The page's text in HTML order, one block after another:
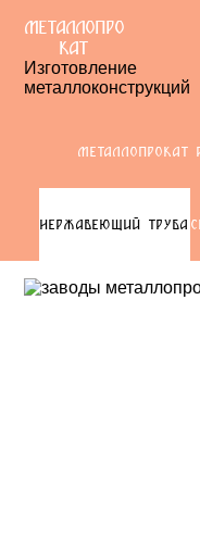
МЕТАЛЛОПРО
КАТ
Изготовление
металлоконструкций
МЕТАЛЛОПРОКАТ
НЕРЖАВЕЮЩИЙ ТРУБА